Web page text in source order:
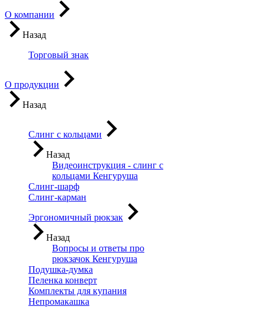
О компании
Назад
Торговый знак
О продукции
Назад
Слинг с кольцами
Назад
Видеоинструкция - слинг с
кольцами Кенгуруша
Слинг-шарф
Слинг-карман
Эргономичный рюкзак
Назад
Вопросы и ответы про
рюкзачок Кенгуруша
Подушка-думка
Пеленка конверт
Комплекты для купания
Непромакашка